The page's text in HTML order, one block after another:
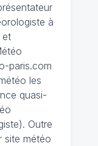
à
et
paris.com
les
quasi-
Outre
site météo